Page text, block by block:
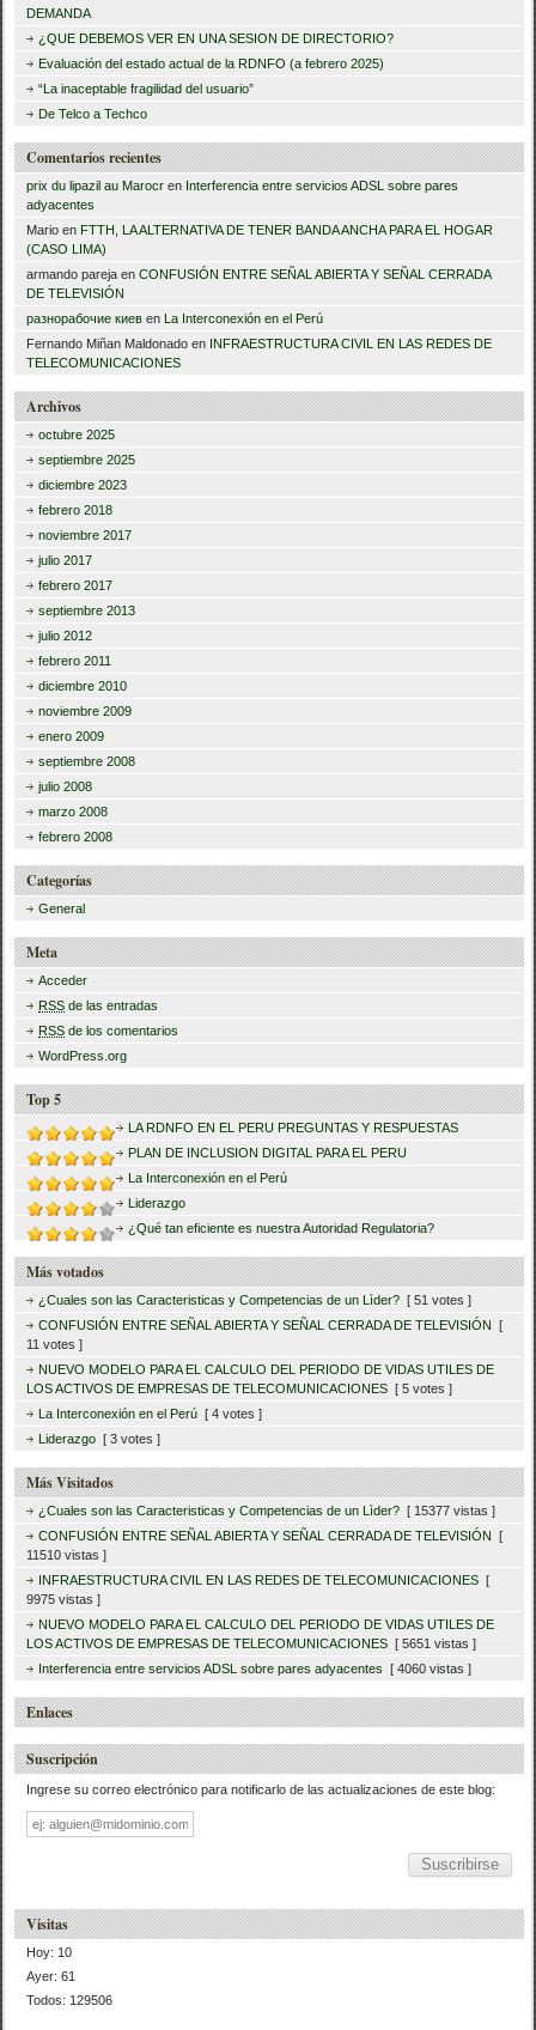
r
:
DEMANDA
¿QUE DEBEMOS VER EN UNA SESION DE DIRECTORIO?
Evaluación del estado actual de la RDNFO (a febrero 2025)
“La inaceptable fragilidad del usuario”
De Telco a Techco
Comentarios recientes
prix du lipazil au Marocr en Interferencia entre servicios ADSL sobre pares
adyacentes
Mario en FTTH, LA ALTERNATIVA DE TENER BANDA ANCHA PARA EL HOGAR
(CASO LIMA)
armando pareja enCONFUSIÓN ENTRE SEÑAL ABIERTA Y SEÑAL CERRADA
DE TELEVISIÓN
разнорабочие киев en
La Interconexión en el Perú
Fernando Miñan Maldonado en INFRAESTRUCTURA CIVIL EN LAS REDES DE
TELECOMUNICACIONES
Archivos
octubre 2025
septiembre 2025
diciembre 2023
febrero 2018
noviembre 2017
julio 2017
febrero 2017
septiembre 2013
julio 2012
febrero 2011
diciembre 2010
noviembre 2009
enero 2009
septiembre 2008
julio 2008
marzo 2008
febrero 2008
Categorías
General
Meta
Acceder
RSS de las entradas
RSS de los comentarios
WordPress.org
Top 5
LA RDNFO EN EL PERU PREGUNTAS Y RESPUESTAS
PLAN DE INCLUSION DIGITAL PARA EL PERU
La Interconexión en el Perú
Liderazgo
¿Qué tan eficiente es nuestra Autoridad Regulatoria?
Más votados
¿Cuales son las Caracteristicas y Competencias de un Lìder? [ 51 votes ]
CONFUSIÓN ENTRE SEÑAL ABIERTA Y SEÑAL CERRADA DE TELEVISIÓN
[
11 votes ]
NUEVO MODELO PARA EL CALCULO DEL PERIODO DE VIDAS UTILES DE
LOS ACTIVOS DE EMPRESAS DE TELECOMUNICACIONES [ 5 votes ]
La Interconexión en el Perú [ 4 votes ]
Liderazgo [ 3 votes ]
Más Visitados
¿Cuales son las Caracteristicas y Competencias de un Lìder? [ 15377 vistas ]
CONFUSIÓN ENTRE SEÑAL ABIERTA Y SEÑAL CERRADA DE TELEVISIÓN
[
11510 vistas ]
INFRAESTRUCTURA CIVIL EN LAS REDES DE TELECOMUNICACIONES [
9975 vistas ]
NUEVO MODELO PARA EL CALCULO DEL PERIODO DE VIDAS UTILES DE
LOS ACTIVOS DE EMPRESAS DE TELECOMUNICACIONES [ 5651 vistas ]
Interferencia entre servicios ADSL sobre pares adyacentes
[ 4060 vistas ]
Enlaces
Suscripción
Ingrese su correo electrónico para notificarlo de las actualizaciones de este blog:
Dirección
de
correo
Visitas
Hoy: 10
Ayer: 61
Todos: 129506